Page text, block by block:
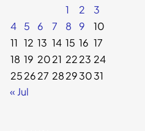
1
2
3
4
5 6 7 8 9
10
11 12 13 14 15 16 17
18 19 2021 2223 24
252627 28293031
« Jul